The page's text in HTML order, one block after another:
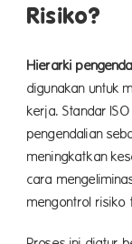
Risiko?
Hierarki
digunakan untuk
kerja. Standar
pengendalian
meningkatkan
cara
mengontrol risiko